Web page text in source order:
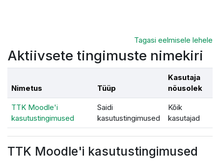
Tagasi eelmisele lehele
Aktiivsete tingimuste nimekiri
Nimetus Tüüp
Kasutaja
nõusolek
TTK Moodle'i
kasutustingimused
Saidi
kasutustingimused
Kõik
kasutajad
TTK Moodle'i kasutustingimused